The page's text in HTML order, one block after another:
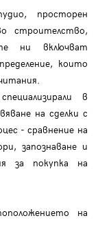
просторен
строителство,
ни включват
които
в
на сделки с
- сравнение на
запознаване и
за покупка на
на